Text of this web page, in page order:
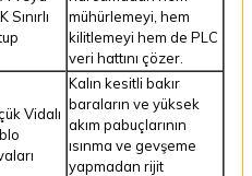
Sınırlı
mühürlemeyi, hem
kilitlemeyi hem de PLC
veri hattını çözer.
Vidalı
Kalın kesitli bakır
baraların ve yüksek
akım pabuçlarının
ısınma ve gevşeme
yapmadan rijit